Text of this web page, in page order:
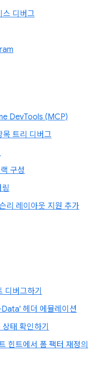
스 디버그
DevTools (MCP)
트리 디버그
구성
리 레이아웃 지원 추가
디버그하기
헤더 에뮬레이션
태 확인하기
힌트에서 폼 팩터 재정의